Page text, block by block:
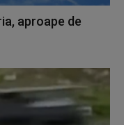
aproape de